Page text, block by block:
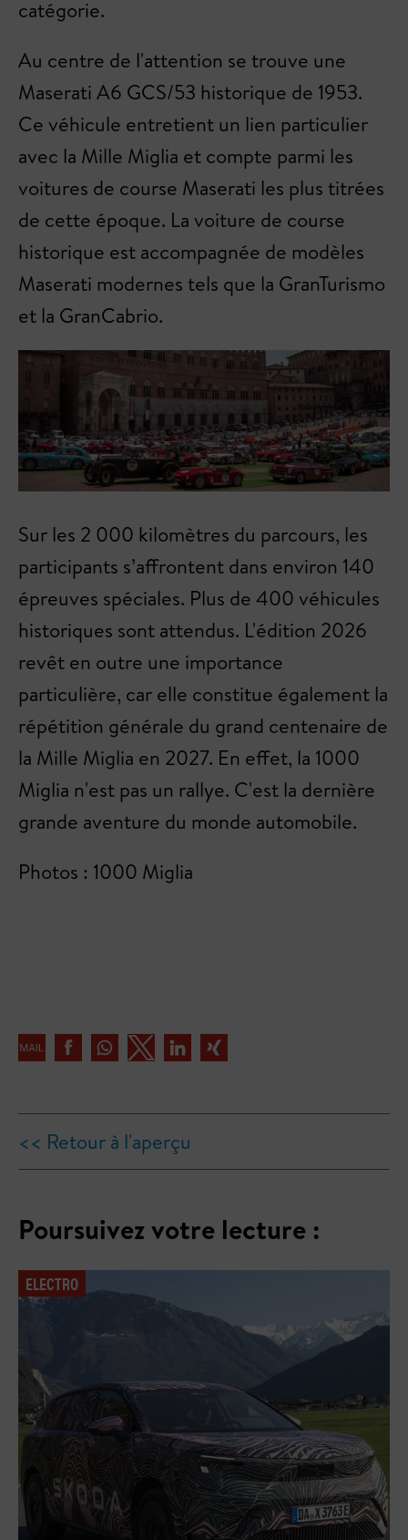
catégorie.
Au centre de l'attention se trouve une
Maserati A6 GCS/53 historique de 1953.
Ce véhicule entretient un lien particulier
avec la Mille Miglia et compte parmi les
voitures de course Maserati les plus titrées
de cette époque. La voiture de course
historique est accompagnée de modèles
Maserati modernes tels que la GranTurismo
et la GranCabrio.
Sur les 2 000 kilomètres du parcours, les
participants s’affrontent dans environ 140
épreuves spéciales. Plus de 400 véhicules
historiques sont attendus. L'édition 2026
revêt en outre une importance
particulière, car elle constitue également la
répétition générale du grand centenaire de
la Mille Miglia en 2027. En effet, la 1000
Miglia n'est pas un rallye. C'est la dernière
grande aventure du monde automobile.
Photos : 1000 Miglia
<< Retour à l'aperçu
Poursuivez votre lecture :
ELECTRO